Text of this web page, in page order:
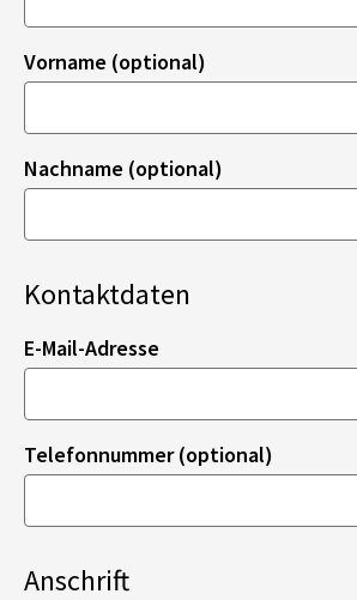
Vorname (optional)
Nachname (optional)
Kontaktdaten
E-Mail-Adresse
Telefonnummer (optional)
Anschrift